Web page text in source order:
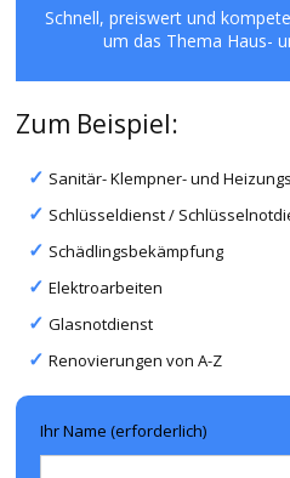
Schnell, preiswert und
um das Thema Haus-
Zum Beispiel:
Sanitär- Klempner- und
Schlüsseldienst /
Schädlingsbekämpfung
Elektroarbeiten
Glasnotdienst
Renovierungen von A-Z
Ihr Name (erforderlich)